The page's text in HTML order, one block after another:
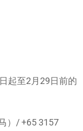
起至2月29日前的
）/ +65 3157